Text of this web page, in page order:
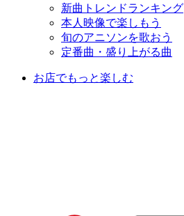
新曲トレンドランキング
本人映像で楽しもう
旬のアニソンを歌おう
定番曲・盛り上がる曲
お店でもっと楽しむ